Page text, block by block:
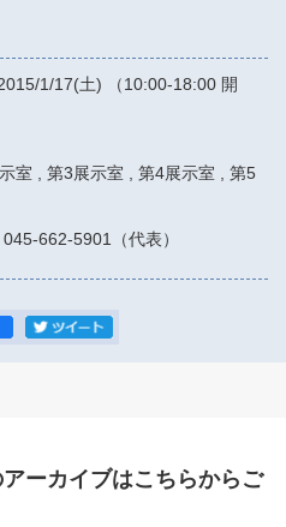
1/17(土) （10:00-18:00 開
室 第3展示室 第4展示室
第5
045-662-5901（代表）
ーカイブはこちらからご